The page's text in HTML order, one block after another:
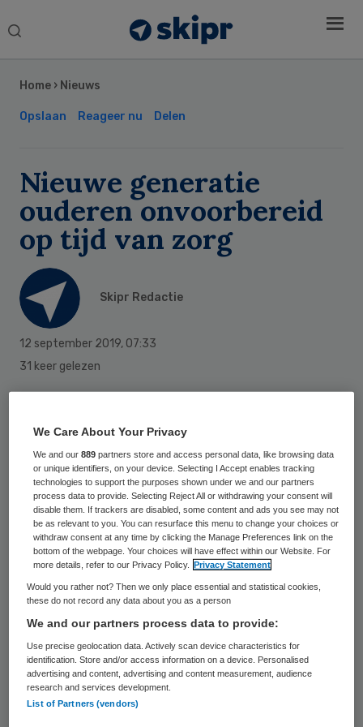
Search
Home › Nieuws
Opslaan Reageer nu Delen
Nieuwe generatie
ouderen onvoorbereid
op tijd van zorg
Skipr Redactie
12 september 2019, 07:33
31 keer gelezen
op de fase, waarin zij afhankelijk worden
van zorg. Hoewel de overheid zich steeds
verder terugtrekt en de
personeelstekorten in de zorg fors
toenemen, gaat een grote meerderheid
ervan uit dat de staat zich straks over hen
ontfermt.
I&O Research deed in opdracht van Trouw
een groot onderzoek naar de nieuwe ‘derde
levensfase’, tussen het werkzame leven en
echte ouderdom. Deze vitale ouderen zijn
Sidebar
We Care About Your Privacy
We and our889 partners store and access personal data, like browsing data
or unique identifiers, on your device. Selecting I Accept enables tracking
technologies to support the purposes shown under we and our partners
process data to provide. Selecting Reject All or withdrawing your consent will
disable them. If trackers are disabled, some content and ads you see may not
be as relevant to you. You can resurface this menu to change your choices or
withdraw consent at any time by clicking the Manage Preferences link on the
bottom of the webpage. Your choices will have effect within our Website. For
more details, refer to our Privacy Policy.
Privacy Statement
Would you rather not? Then we only place essential and statistical cookies,
these do not record any data about you as a person
We and our partners process data to provide:
Use precise geolocation data. Actively scan device characteristics for
identification. Store and/or access information on a device. Personalised
advertising and content, advertising and content measurement, audience
research and services development.
List of Partners (vendors)